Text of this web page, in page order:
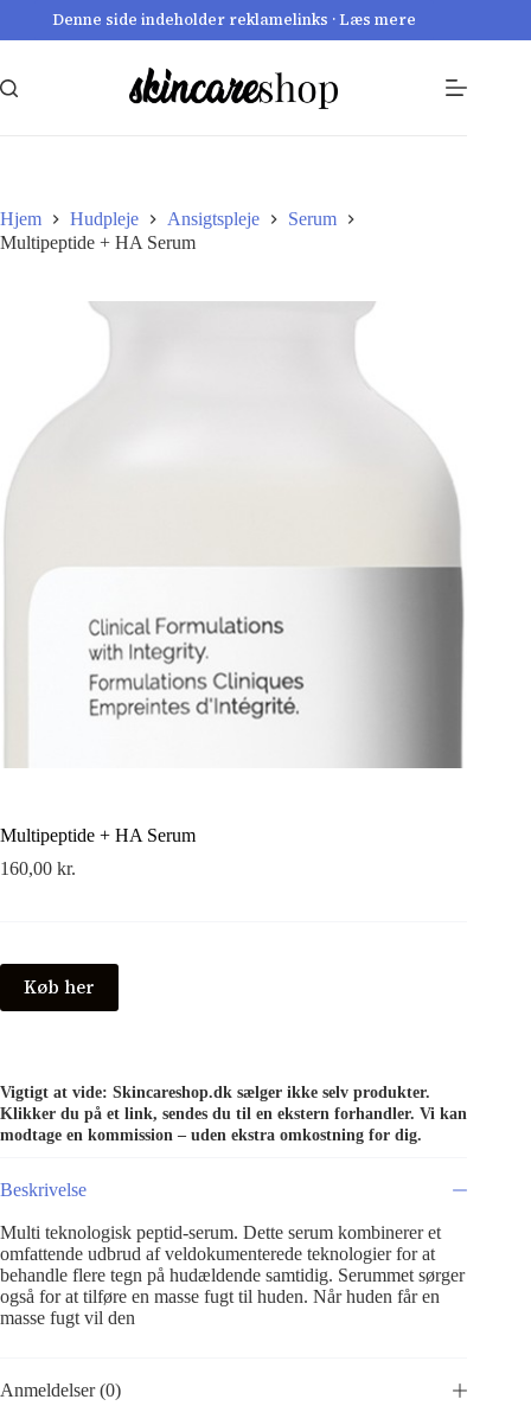
Denne side indeholder reklamelinks · Læs mere
Hjem Hudpleje Ansigtspleje
Serum
Multipeptide + HA Serum
Multipeptide + HA Serum
160,00 kr.
Køb her
Vigtigt at vide: Skincareshop.dk sælger ikke selv produkter.
Klikker du på et link, sendes du til en ekstern forhandler. Vi kan
modtage en kommission – uden ekstra omkostning for dig.
Beskrivelse
Multi teknologisk peptid-serum. Dette serum kombinerer et
omfattende udbrud af veldokumenterede teknologier for at
behandle flere tegn på hudældende samtidig. Serummet sørger
også for at tilføre en masse fugt til huden. Når huden får en
masse fugt vil den
Anmeldelser (0)